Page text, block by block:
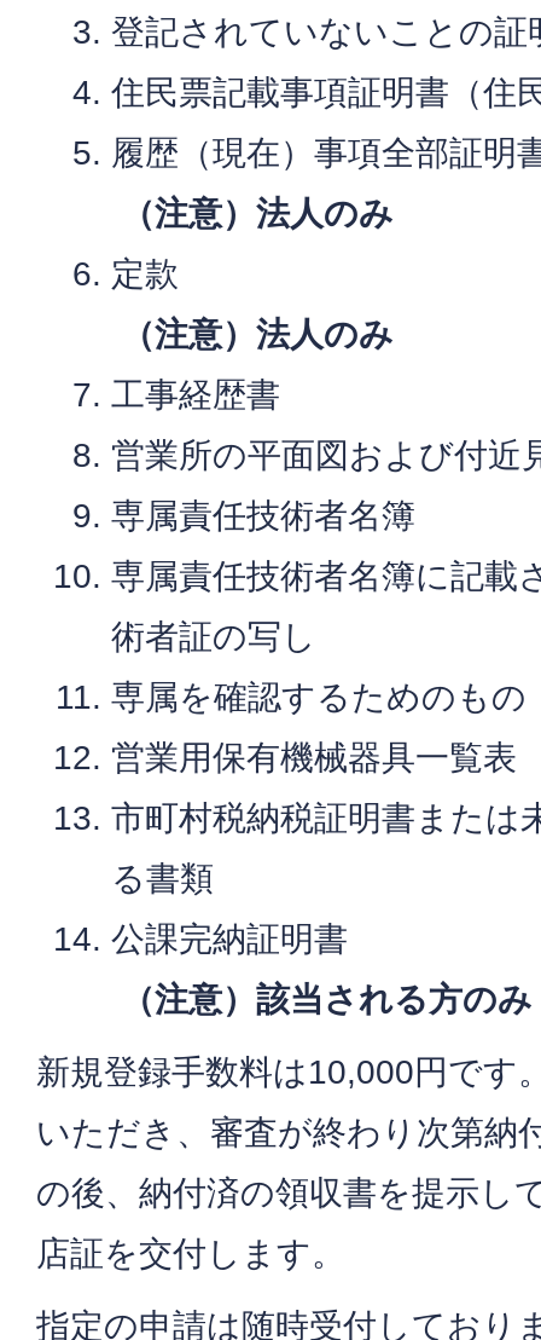
登記されていないことの証
住民票記載事項証明書（住
履歴（現在）事項全部証明
（注意）法人のみ
定款
（注意）法人のみ
工事経歴書
営業所の平面図および付近
専属責任技術者名簿
専属責任技術者名簿に記載
術者証の写し
専属を確認するためのもの
営業用保有機械器具一覧表
市町村税納税証明書または
る書類
公課完納証明書
（注意）該当される方のみ
新規登録手数料は10,000円です
いただき、審査が終わり次第納
の後、納付済の領収書を提示し
店証を交付します。
指定の申請は随時受付しており